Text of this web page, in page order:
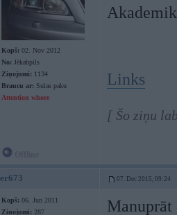
Kopš: 02. Nov 2012
No: Jēkabpils
Ziņojumi: 1134
Braucu ar: Sulas paku
Attention whore
Links
[ Šo ziņu
er673 07. Dec 2015, 09:24
Kopš: 06. Jun 2011
Ziņojumi: 287 Manuprāt